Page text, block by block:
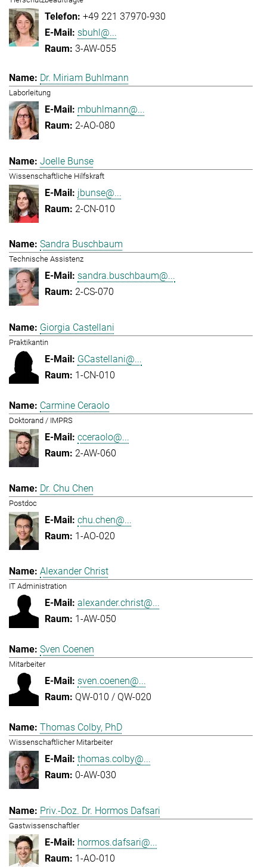
+49 221 37970-930
sbuhl@...
3-AW-055
Dr. Miriam Buhlmann
Laborleitung
mbuhlmann@...
2-AO-080
Joelle Bunse
Wissenschaftliche Hilfskraft
jbunse@...
2-CN-010
Sandra Buschbaum
Technische Assistenz
sandra.buschbaum@...
2-CS-070
Giorgia Castellani
Praktikantin
GCastellani@...
1-CN-010
Carmine Ceraolo
Doktorand / IMPRS
cceraolo@...
2-AW-060
Dr. Chu Chen
Postdoc
chu.chen@...
1-AO-020
Alexander Christ
IT Administration
alexander.christ@...
1-AW-050
Sven Coenen
Mitarbeiter
sven.coenen@...
QW-010 / QW-020
Thomas Colby, PhD
Wissenschaftlicher Mitarbeiter
thomas.colby@...
0-AW-030
Priv.-Doz. Dr. Hormos Dafsari
Gastwissenschaftler
hormos.dafsari@...
1-AO-010